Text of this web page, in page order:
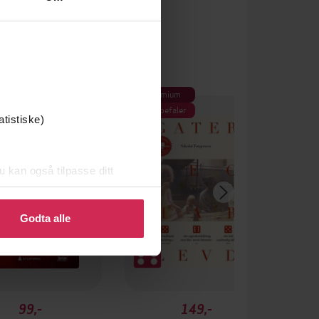
kan også tilpasse ditt
eller endre ditt samtykke.
Godta alle
99,-
Premium
Vi anbefaler
149,-